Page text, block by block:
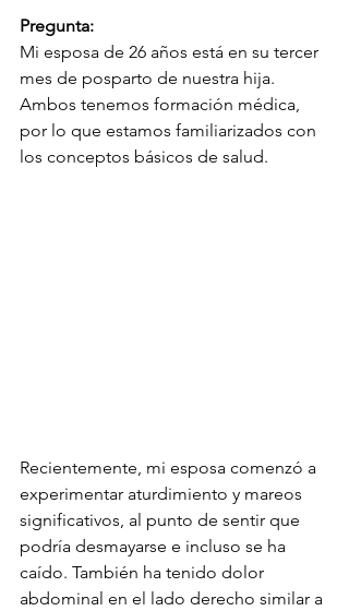
Pregunta:
Mi esposa de 26 años está en su tercer
mes de posparto de nuestra hija.
Ambos tenemos formación médica,
por lo que estamos familiarizados con
los conceptos básicos de salud.
Recientemente, mi esposa comenzó a
experimentar aturdimiento y mareos
significativos, al punto de sentir que
podría desmayarse e incluso se ha
caído. También ha tenido dolor
abdominal en el lado derecho similar a